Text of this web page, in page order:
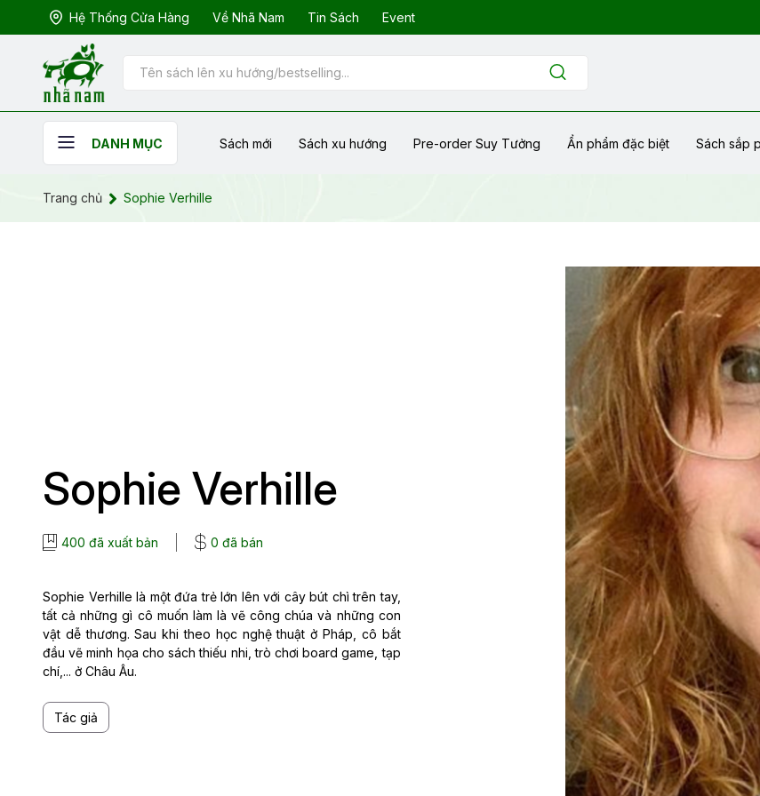
Hệ Thống Cửa Hàng Về Nhã Nam Tin Sách Event
DANH MỤC Sách mới Sách xu hướng Pre-order Suy Tưởng Ẩn phẩm đặc biệt Sách sắp
Trang chủ Sophie Verhille
Sophie Verhille
400 đã xuất bản 0 đã bán
Sophie Verhille là một đứa trẻ lớn lên với cây bút chì trên tay,
tất cả những gì cô muốn làm là vẽ công chúa và những con
vật dễ thương. Sau khi theo học nghệ thuật ở Pháp, cô bắt
đầu vẽ minh họa cho sách thiếu nhi, trò chơi board game, tạp
chí,... ở Châu Âu.
Tác giả